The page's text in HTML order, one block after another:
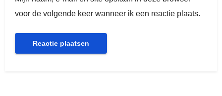
voor de volgende keer wanneer ik een reactie plaats.